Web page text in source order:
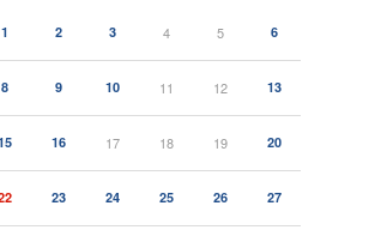
1 2 3 4 5 6
8 9 10 11 12 13
16 17 18 19 20
23 24 25 26 27